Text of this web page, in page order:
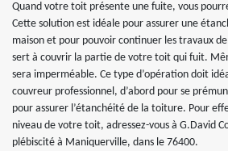
Quand votre toit présente une fuite, vous
Cette solution est idéale pour assurer une
maison et pour pouvoir continuer les travaux
sert à couvrir la partie de votre toit qui fuit.
sera imperméable. Ce type d’opération doit
couvreur professionnel, d’abord pour se
pour assurer l’étanchéité de la toiture. Pour
niveau de votre toit, adressez-vous à G.David
plébiscité à Maniquerville, dans le 76400.